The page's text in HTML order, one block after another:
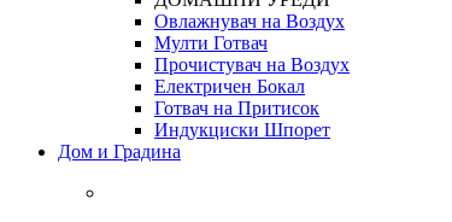
Овлажнувач на Воздух
Мулти Готвач
Прочистувач на Воздух
Електричен Бокал
Готвач на Притисок
Индукциски Шпорет
Дом и Градина